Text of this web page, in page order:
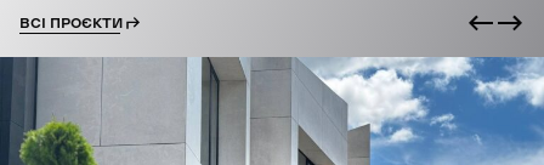
ВСІ ПРОЄКТИ